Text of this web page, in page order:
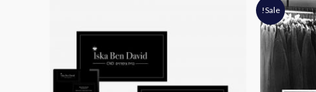
Sale!